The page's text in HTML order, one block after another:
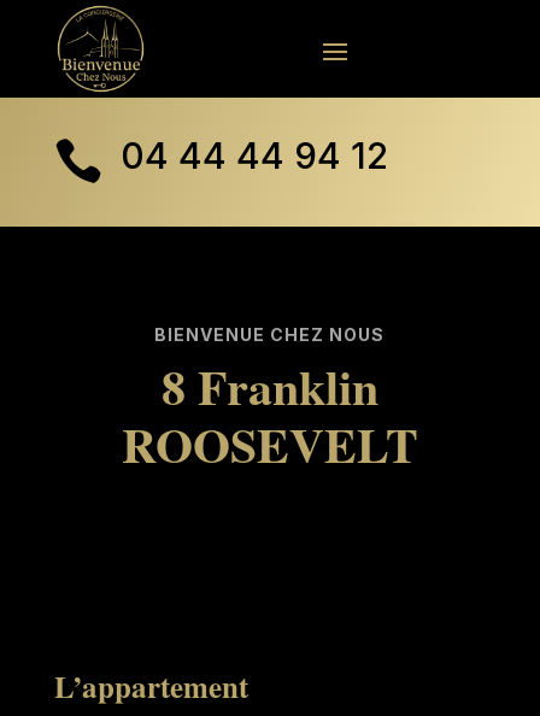
 04 44 44 94 12
BIENVENUE CHEZ NOUS
8 Franklin
ROOSEVELT
L’appartement